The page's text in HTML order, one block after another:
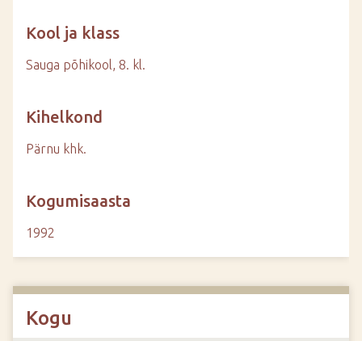
Kool ja klass
Sauga põhikool, 8. kl.
Kihelkond
Pärnu khk.
Kogumisaasta
1992
Kogu